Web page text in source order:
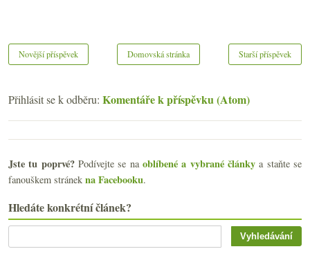
Novější příspěvek Starší příspěvek
Domovská stránka
Přihlásit se k odběru: Komentáře k příspěvku (Atom)
Jste tu poprvé?Podívejte se naoblíbené a vybrané články a staňte se
fanouškem stránek na Facebooku.
Hledáte konkrétní článek?